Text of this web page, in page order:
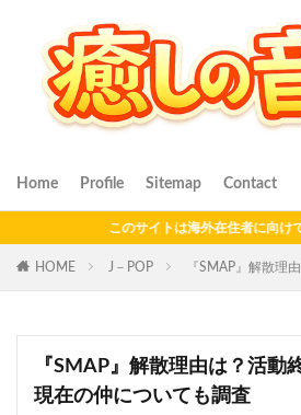
Home Profile Sitemap Contact
このサイトは海外在住者に向けて発信して
HOME J－POP 『SMAP』解散理
『SMAP』解散理由は？活動
現在の仲についても調査